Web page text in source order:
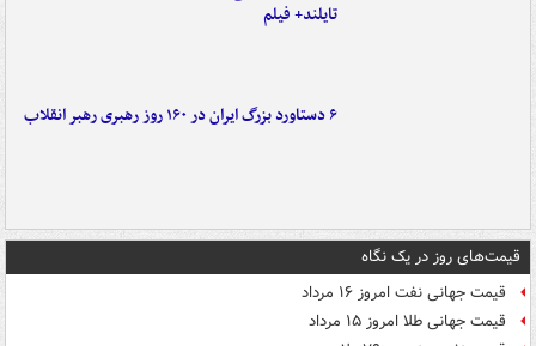
تایلند+ فیلم
۶ دستاورد بزرگ ایران در ۱۶۰ روز رهبری رهبر انقلاب
قیمت‌های روز در یک نگاه
قیمت جهانی نفت امروز ۱۶ مرداد
قیمت جهانی طلا امروز ۱۵ مرداد